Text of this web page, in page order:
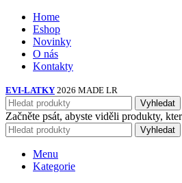
Home
Eshop
Novinky
O nás
Kontakty
EVI-LATKY 2026 MADE LR
Vyhledat
Začněte psát, abyste viděli produkty,
Vyhledat
Menu
Kategorie